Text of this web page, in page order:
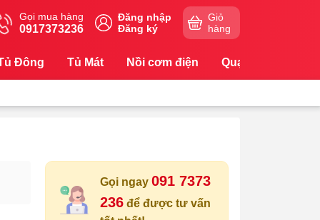
Gọi mua hàng
0917373236
Đăng nhập
Đăng ký
Giỏ
hàng
Đông Tủ Mát Nồi cơm điện Quạt
Gọi ngay 091 7373
236để được tư vấn